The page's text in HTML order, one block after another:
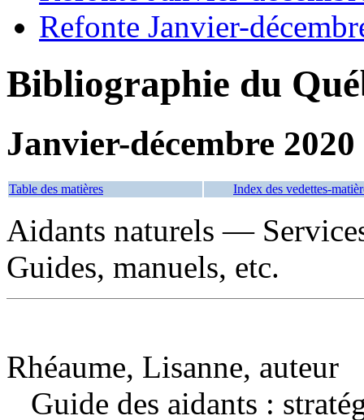
Refonte Janvier-
Bibliographie du
Janvier-décembre 2020
Table des matières Index des vedettes-
Aidants naturels —
Guides, manuels, etc.
Rhéaume, Lisanne, auteur
Guide des aidants :